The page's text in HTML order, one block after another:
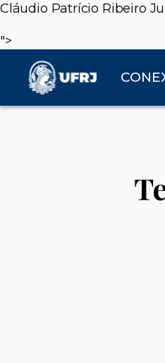
Cláudio Patrício Ribeiro
">